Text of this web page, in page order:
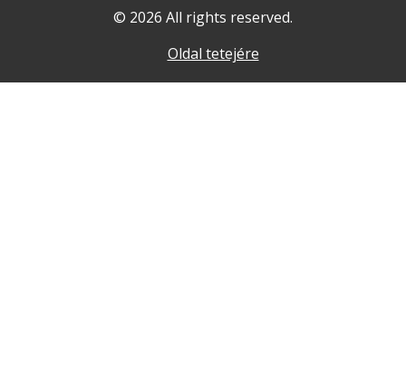
© 2026 All rights reserved.
Oldal tetejére